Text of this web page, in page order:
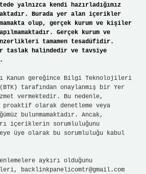
yalnızca kendi hazırladığımız
Burada yer alan içerikler
olup, gerçek kurum ve kişiler
Gerçek kurum ve
tamamen tesadüfidir.
taslak halindedir ve tavsiye
Kanun gereğince Bilgi Teknolojileri
tarafından onaylanmış bir Yer
vermektedir. Bu nedenle,
olarak denetleme veya
bulunmamaktadır. Ancak,
içeriklerin sorumluluğunu
üye olarak bu sorumluluğu kabul
aykırı olduğunu
backlinkpanelicomtr@gmail.com